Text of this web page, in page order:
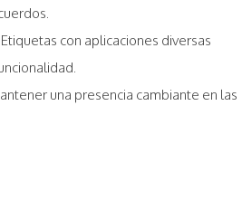
con aplicaciones diversas
una presencia cambiante en las